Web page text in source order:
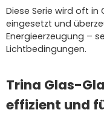
Diese Serie wird oft
eingesetzt und
Energieerzeugung –
Lichtbedingungen.
Trina Glas-
effizient und